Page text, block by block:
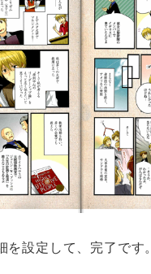
設定して、完了です。